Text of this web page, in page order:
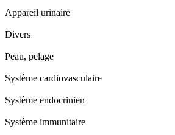
Appareil urinaire
Divers
Peau, pelage
Système cardiovasculaire
Système endocrinien
Système immunitaire